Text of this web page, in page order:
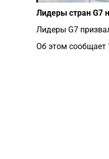
Лидеры стран G7
Лидеры G7
Об этом сообщает